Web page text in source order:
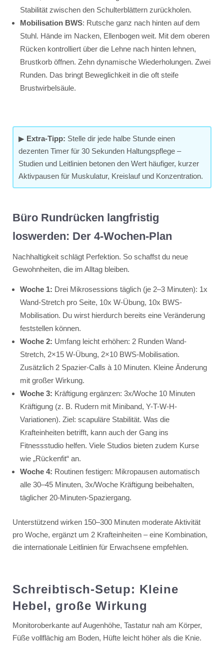
Stabilität zwischen den Schulterblättern zurückholen.
Mobilisation BWS: Rutsche ganz nach hinten auf dem
Stuhl. Hände im Nacken, Ellenbogen weit. Mit dem oberen
Rücken kontrolliert über die Lehne nach hinten lehnen,
Brustkorb öffnen. Zehn dynamische Wiederholungen. Zwei
Runden. Das bringt Beweglichkeit in die oft steife
Brustwirbelsäule.
▶ Extra-Tipp: Stelle dir jede halbe Stunde einen
dezenten Timer für 30 Sekunden Haltungspflege –
Studien und Leitlinien betonen den Wert häufiger, kurzer
Aktivpausen für Muskulatur, Kreislauf und Konzentration.
Büro Rundrücken langfristig
loswerden: Der 4-Wochen-Plan
Nachhaltigkeit schlägt Perfektion. So schaffst du neue
Gewohnheiten, die im Alltag bleiben.
Woche 1: Drei Mikrosessions täglich (je 2–3 Minuten): 1x
Wand-Stretch pro Seite, 10x W-Übung, 10x BWS-
Mobilisation. Du wirst hierdurch bereits eine Veränderung
feststellen können.
Woche 2: Umfang leicht erhöhen: 2 Runden Wand-
Stretch, 2×15 W-Übung, 2×10 BWS-Mobilisation.
Zusätzlich 2 Spazier-Calls à 10 Minuten. Kleine Änderung
mit großer Wirkung.
Woche 3: Kräftigung ergänzen: 3x/Woche 10 Minuten
Kräftigung (z. B. Rudern mit Miniband, Y-T-W-H-
Variationen). Ziel: scapuläre Stabilität. Was die
Krafteinheiten betrifft, kann auch der Gang ins
Fitnessstudio helfen. Viele Studios bieten zudem Kurse
wie „Rückenfit“ an.
Woche 4: Routinen festigen: Mikropausen automatisch
alle 30–45 Minuten, 3x/Woche Kräftigung beibehalten,
täglicher 20-Minuten-Spaziergang.
Unterstützend wirken 150–300 Minuten moderate Aktivität
pro Woche, ergänzt um 2 Krafteinheiten – eine Kombination,
die internationale Leitlinien für Erwachsene empfehlen.
Schreibtisch-Setup: Kleine
Hebel, große Wirkung
Monitoroberkante auf Augenhöhe, Tastatur nah am Körper,
Füße vollflächig am Boden, Hüfte leicht höher als die Knie.